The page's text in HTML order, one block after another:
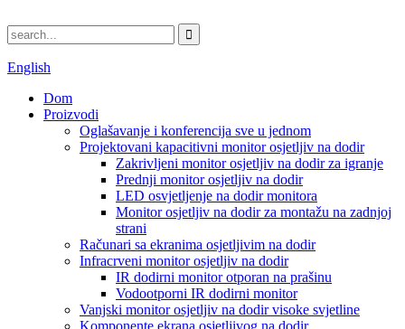
English
Dom
Proizvodi
Oglašavanje i konferencija sve u jednom
Projektovani kapacitivni monitor osjetljiv na dodir
Zakrivljeni monitor osjetljiv na dodir za igranje
Prednji monitor osjetljiv na dodir
LED osvjetljenje na dodir monitora
Monitor osjetljiv na dodir za montažu na zadnjoj
strani
Računari sa ekranima osjetljivim na dodir
Infracrveni monitor osjetljiv na dodir
IR dodirni monitor otporan na prašinu
Vodootporni IR dodirni monitor
Vanjski monitor osjetljiv na dodir visoke svjetline
Komponente ekrana osjetljivog na dodir